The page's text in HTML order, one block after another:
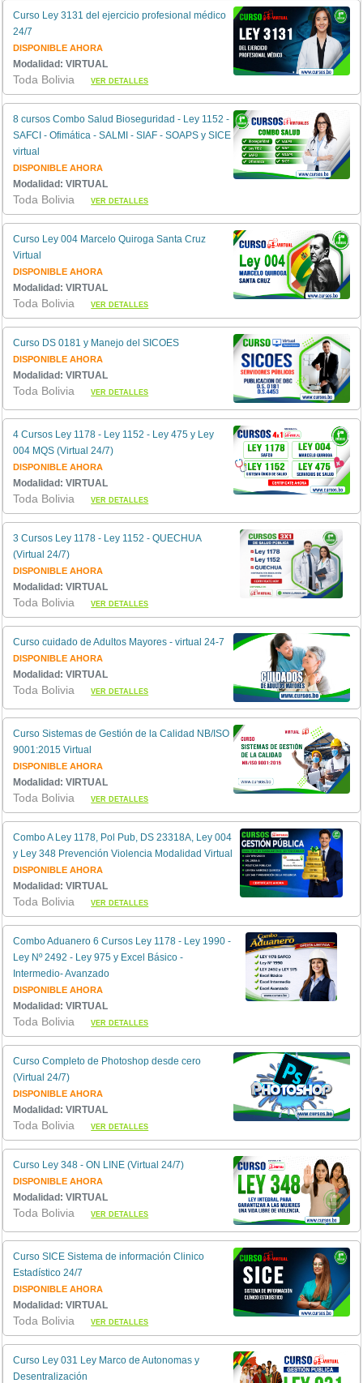
Curso Ley 3131 del ejercicio profesional médico
24/7
DISPONIBLE AHORA
Modalidad: VIRTUAL
Toda BoliviaVER DETALLES
8 cursos Combo Salud Bioseguridad - Ley 1152 -
SAFCI - Ofimática - SALMI - SIAF - SOAPS y SICE
virtual
DISPONIBLE AHORA
Modalidad: VIRTUAL
Toda BoliviaVER DETALLES
Curso Ley 004 Marcelo Quiroga Santa Cruz
Virtual
DISPONIBLE AHORA
Modalidad: VIRTUAL
Toda BoliviaVER DETALLES
Curso DS 0181 y Manejo del SICOES
DISPONIBLE AHORA
Modalidad: VIRTUAL
Toda BoliviaVER DETALLES
4 Cursos Ley 1178 - Ley 1152 - Ley 475 y Ley
004 MQS (Virtual 24/7)
DISPONIBLE AHORA
Modalidad: VIRTUAL
Toda BoliviaVER DETALLES
3 Cursos Ley 1178 - Ley 1152 - QUECHUA
(Virtual 24/7)
DISPONIBLE AHORA
Modalidad: VIRTUAL
Toda BoliviaVER DETALLES
Curso cuidado de Adultos Mayores - virtual 24-7
DISPONIBLE AHORA
Modalidad: VIRTUAL
Toda BoliviaVER DETALLES
Curso Sistemas de Gestión de la Calidad NB/ISO
9001:2015 Virtual
DISPONIBLE AHORA
Modalidad: VIRTUAL
Toda BoliviaVER DETALLES
Combo A Ley 1178, Pol Pub, DS 23318A, Ley 004
y Ley 348 Prevención Violencia Modalidad Virtual
DISPONIBLE AHORA
Modalidad: VIRTUAL
Toda BoliviaVER DETALLES
Combo Aduanero 6 Cursos Ley 1178 - Ley 1990 -
Ley Nº 2492 - Ley 975 y Excel Básico -
Intermedio- Avanzado
DISPONIBLE AHORA
Modalidad: VIRTUAL
Toda BoliviaVER DETALLES
Curso Completo de Photoshop desde cero
(Virtual 24/7)
DISPONIBLE AHORA
Modalidad: VIRTUAL
Toda BoliviaVER DETALLES
Curso Ley 348 - ON LINE (Virtual 24/7)
DISPONIBLE AHORA
Modalidad: VIRTUAL
Toda BoliviaVER DETALLES
Curso SICE Sistema de información Clinico
Estadístico 24/7
DISPONIBLE AHORA
Modalidad: VIRTUAL
Toda BoliviaVER DETALLES
Curso Ley 031 Ley Marco de Autonomas y
Desentralización